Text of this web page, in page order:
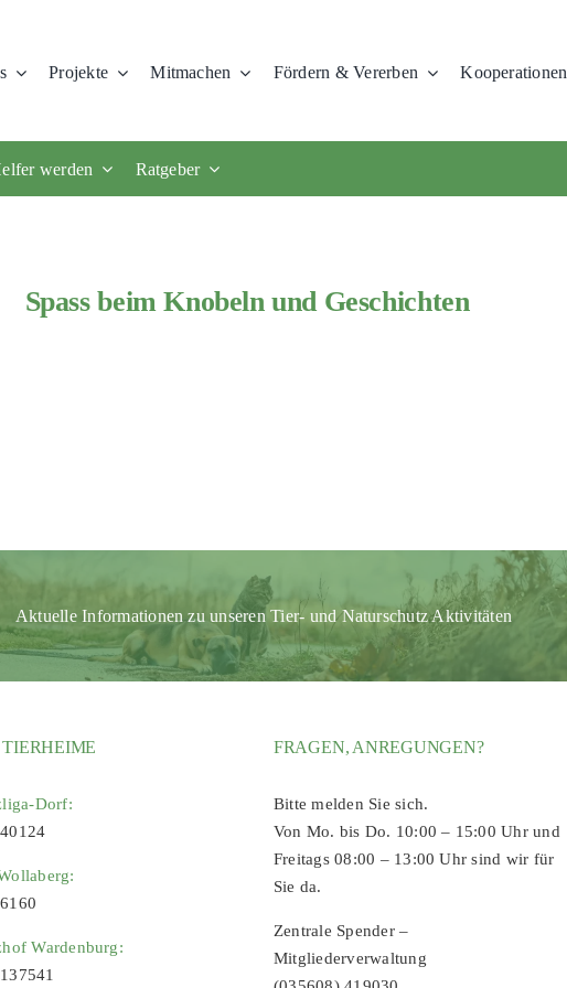
Projekte Mitmachen Fördern & Vererben Kooperationen
werden Ratgeber
Spass beim Knobeln und Geschichten
Aktuelle Informationen zu unseren Tier- und Naturschutz Aktivitäten
Dorf:
Wardenburg:
FRAGEN, ANREGUNGEN?
Bitte melden Sie sich.
Von Mo. bis Do. 10:00 – 15:00 Uhr und
Freitags 08:00 – 13:00 Uhr sind wir für
Sie da.
Zentrale Spender –
Mitgliederverwaltung